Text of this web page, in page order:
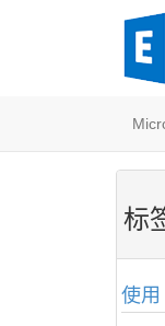
标
使用